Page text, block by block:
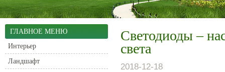
ГЛАВНОЕ МЕНЮ
Интерьер
Ландшафт
Светодиоды –
света
2018-12-18